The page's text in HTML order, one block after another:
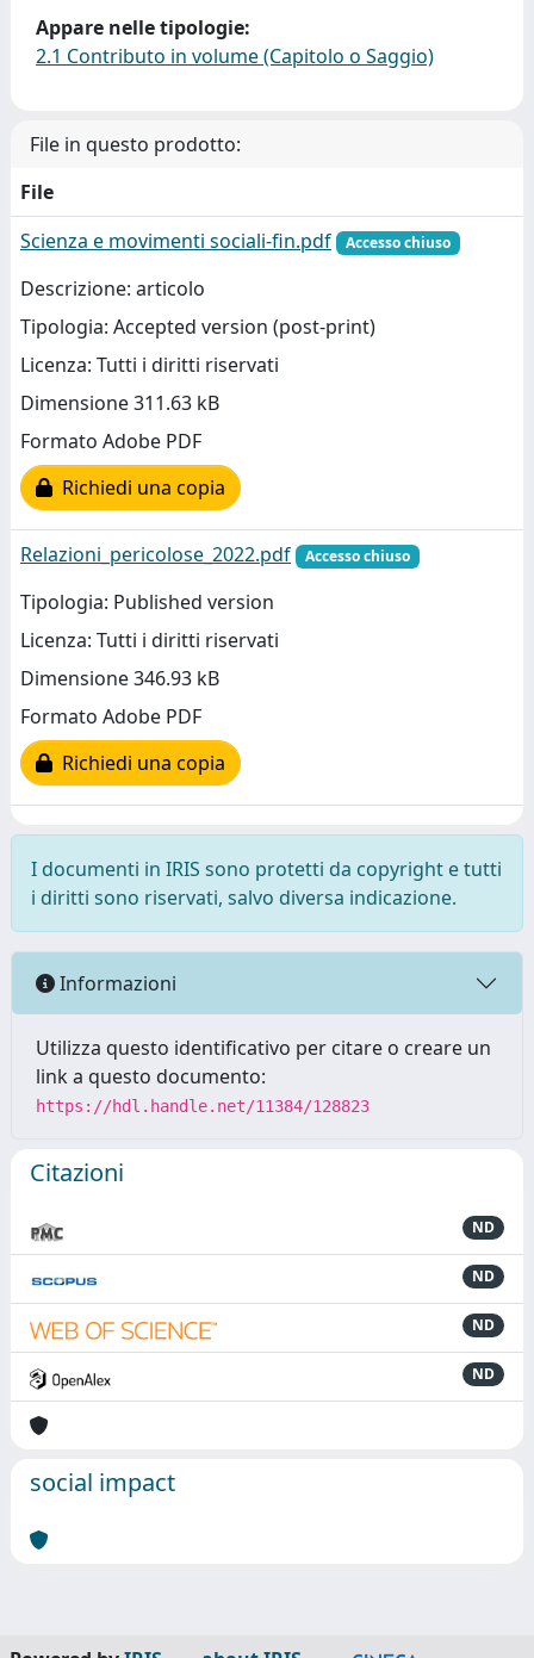
Appare nelle tipologie:
2.1 Contributo in volume (Capitolo o Saggio)
File in questo prodotto:
File
Scienza e movimenti sociali-fin.pdf
Accesso chiuso
Descrizione: articolo
Tipologia: Accepted version (post-print)
Licenza: Tutti i diritti riservati
Dimensione 311.63 kB
Formato Adobe PDF
Richiedi una copia
Relazioni_pericolose_2022.pdf Accesso chiuso
Tipologia: Published version
Licenza: Tutti i diritti riservati
Dimensione 346.93 kB
Formato Adobe PDF
Richiedi una copia
I documenti in IRIS sono protetti da copyright e tutti
i diritti sono riservati, salvo diversa indicazione.
Informazioni
Utilizza questo identificativo per citare o creare un
link a questo documento:
https://hdl.handle.net/11384/128823
Citazioni
ND
ND
ND
ND
social impact